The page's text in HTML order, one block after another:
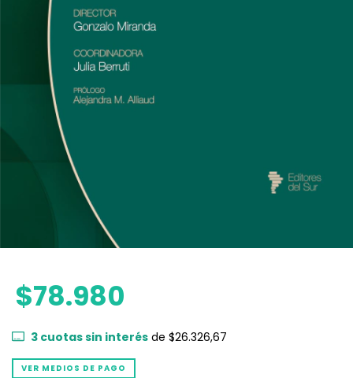
$78.980
3cuotas sin interésde $26.326,67
VER MEDIOS DE PAGO